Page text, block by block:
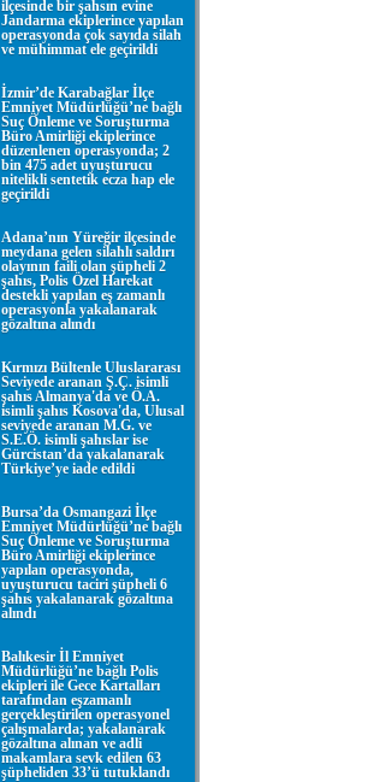
ilçesinde bir şahsın evine
Jandarma ekiplerince yapılan
operasyonda çok sayıda silah
ve mühimmat ele geçirildi
İzmir’de Karabağlar İlçe
Emniyet Müdürlüğü’ne bağlı
Suç Önleme ve Soruşturma
Büro Amirliği ekiplerince
düzenlenen operasyonda; 2
bin 475 adet uyuşturucu
nitelikli sentetik ecza hap ele
geçirildi
Adana’nın Yüreğir ilçesinde
meydana gelen silahlı saldırı
olayının faili olan şüpheli 2
şahıs, Polis Özel Harekat
destekli yapılan eş zamanlı
operasyonla yakalanarak
gözaltına alındı
Kırmızı Bültenle Uluslararası
Seviyede aranan Ş.Ç. isimli
şahıs Almanya'da ve Ö.A.
isimli şahıs Kosova'da, Ulusal
seviyede aranan M.G. ve
S.E.Ö. isimli şahıslar ise
Gürcistan’da yakalanarak
Türkiye’ye iade edildi
Bursa’da Osmangazi İlçe
Emniyet Müdürlüğü’ne bağlı
Suç Önleme ve Soruşturma
Büro Amirliği ekiplerince
yapılan operasyonda,
uyuşturucu taciri şüpheli 6
şahıs yakalanarak gözaltına
alındı
Balıkesir İl Emniyet
Müdürlüğü’ne bağlı Polis
ekipleri ile Gece Kartalları
tarafından eşzamanlı
gerçekleştirilen operasyonel
çalışmalarda; yakalanarak
gözaltına alınan ve adli
makamlara sevk edilen 63
şüpheliden 33’ü tutuklandı